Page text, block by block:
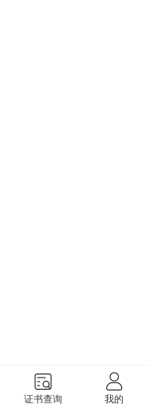
证书查询 我的